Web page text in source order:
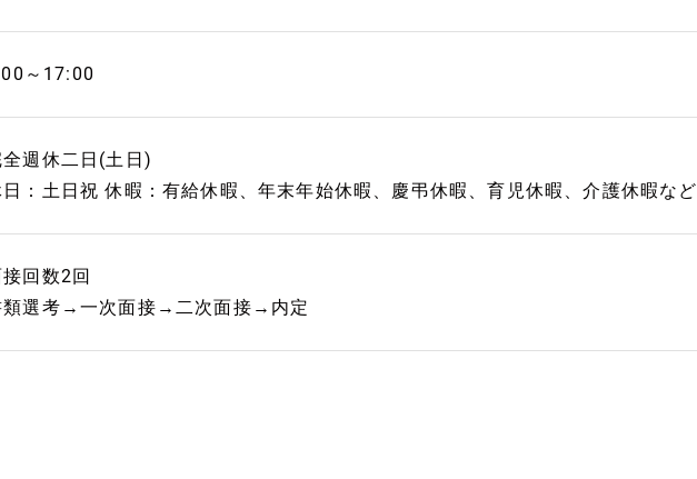
～17:00
週休二日(土日)
：土日祝 休暇：有給休暇、年末年始休暇、慶弔休暇、育児休暇、介護休暇など
回数2回
類選考→一次面接→二次面接→内定